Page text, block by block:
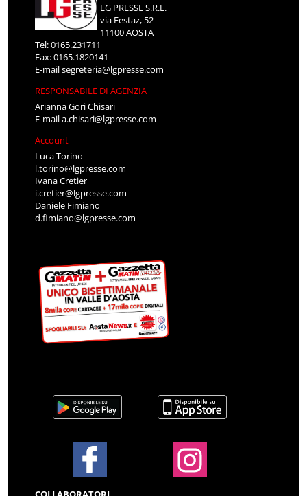
LG PRESSE S.R.L.
via Festaz, 52
11100 AOSTA
Tel: 0165.231711
Fax: 0165.1820141
E-mailsegreteria@lgpresse.com
RESPONSABILE DI AGENZIA
Arianna Gori Chisari
E-maila.chisari@lgpresse.com
Account
Luca Torino
l.torino@lgpresse.com
Ivana Cretier
i.cretier@lgpresse.com
Daniele Fimiano
d.fimiano@lgpresse.com